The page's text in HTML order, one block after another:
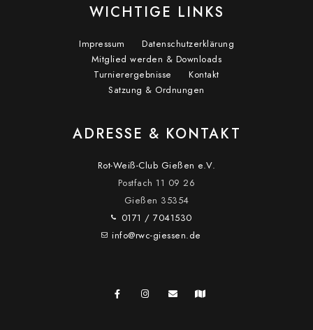
WICHTIGE LINKS
Impressum
Datenschutzerklärung
Mitglied werden & Downloads
Turnierergebnisse
Kontakt
Satzung & Ordnungen
ADRESSE & KONTAKT
Rot-Weiß-Club Gießen e.V.
Postfach 11 09 26
Gießen 35354
0171 / 7041530
info@rwc-giessen.de